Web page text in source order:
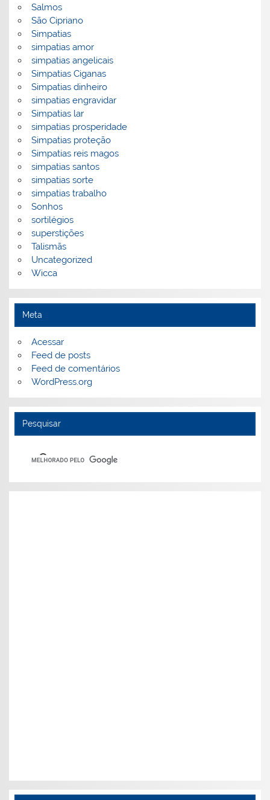
Salmos
São Cipriano
Simpatias
simpatias amor
simpatias angelicais
Simpatias Ciganas
Simpatias dinheiro
simpatias engravidar
Simpatias lar
simpatias prosperidade
Simpatias proteção
Simpatias reis magos
simpatias santos
simpatias sorte
simpatias trabalho
Sonhos
sortilégios
superstições
Talismãs
Uncategorized
Wicca
Meta
Acessar
Feed de posts
Feed de comentários
WordPress.org
Pesquisar